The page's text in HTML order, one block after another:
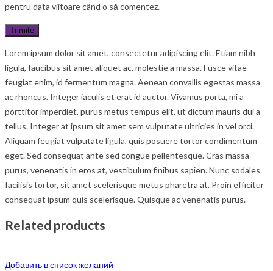
pentru data viitoare când o să comentez.
Lorem ipsum dolor sit amet, consectetur adipiscing elit. Etiam nibh
ligula, faucibus sit amet aliquet ac, molestie a massa. Fusce vitae
feugiat enim, id fermentum magna. Aenean convallis egestas massa
ac rhoncus. Integer iaculis et erat id auctor. Vivamus porta, mi a
porttitor imperdiet, purus metus tempus elit, ut dictum mauris dui a
tellus. Integer at ipsum sit amet sem vulputate ultricies in vel orci.
Aliquam feugiat vulputate ligula, quis posuere tortor condimentum
eget. Sed consequat ante sed congue pellentesque. Cras massa
purus, venenatis in eros at, vestibulum finibus sapien. Nunc sodales
facilisis tortor, sit amet scelerisque metus pharetra at. Proin efficitur
consequat ipsum quis scelerisque. Quisque ac venenatis purus.
Related products
Добавить в список желаний